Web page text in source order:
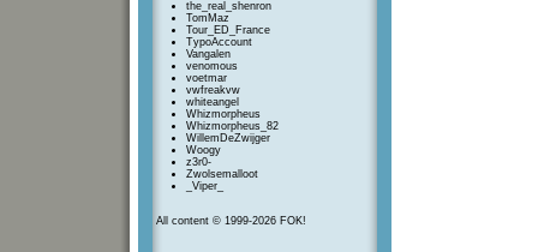
the_real_shenron
TomMaz
Tour_ED_France
TypoAccount
Vangalen
venomous
voetmar
vwfreakvw
whiteangel
Whizmorpheus
Whizmorpheus_82
WillemDeZwijger
Woogy
z3r0-
Zwolsemalloot
_Viper_
All content © 1999-2026 FOK!